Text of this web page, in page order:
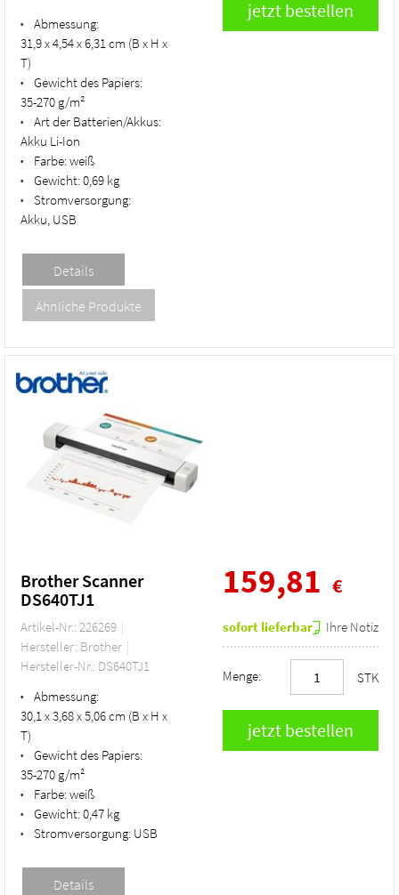
•
Abmessung:
31,9 x 4,54 x 6,31 cm (B x H x
T)
•
Gewicht des Papiers:
35-270 g/m²
•
Art der Batterien/Akkus:
Akku Li-Ion
• Farbe:weiß
• Gewicht:0,69 kg
•
Stromversorgung:
Akku, USB
Brother Scanner
DS640TJ1
Artikel-Nr.: 226269
Hersteller: Brother
Hersteller-Nr.: DS640TJ1
•
Abmessung:
30,1 x 3,68 x 5,06 cm (B x H x
T)
•
Gewicht des Papiers:
35-270 g/m²
• Farbe:weiß
• Gewicht:0,47 kg
• Stromversorgung: USB
159,81 €
sofort lieferbar Ihre Notiz
Menge: STK